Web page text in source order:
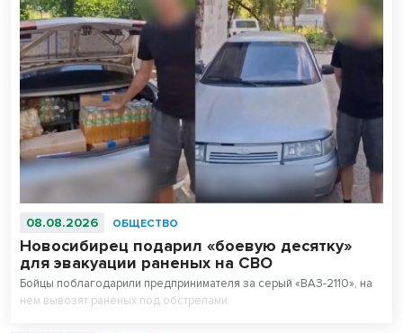
08.08.2026 ОБЩЕСТВО
Новосибирец подарил «боевую десятку»
для эвакуации раненых на СВО
Бойцы поблагодарили предпринимателя за серый «ВАЗ-2110», на
нем вывозят раненых под обстрелами.